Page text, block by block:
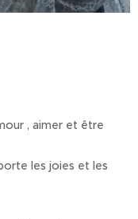
, aimer et être
les joies et les